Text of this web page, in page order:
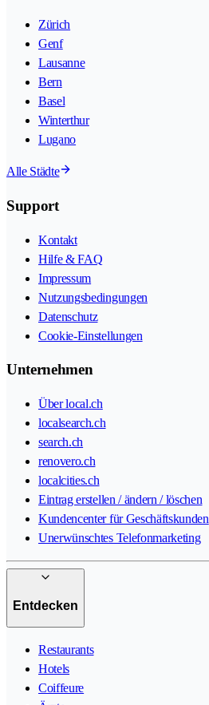
Zürich
Genf
Lausanne
Bern
Basel
Winterthur
Lugano
Alle Städte
Support
Kontakt
Hilfe & FAQ
Impressum
Nutzungsbedingungen
Datenschutz
Cookie-Einstellungen
Unternehmen
Über local.ch
localsearch.ch
search.ch
renovero.ch
localcities.ch
Eintrag erstellen / ändern / löschen
Kundencenter für Geschäftskunden
Unerwünschtes Telefonmarketing
Entdecken
Restaurants
Hotels
Coiffeure